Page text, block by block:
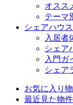
オスス
テーマ
シェアハウ
入居者
シェア
入門ガ
シェア
お気に入り
最近見た物件